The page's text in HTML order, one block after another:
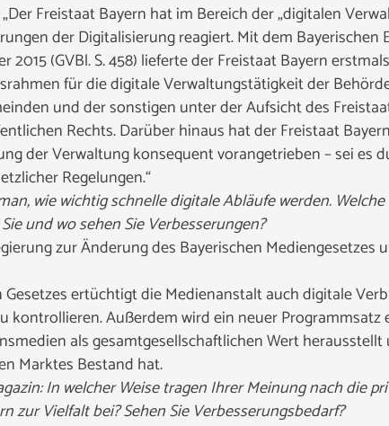
Freistaat Bayern hat im Bereich der „digitalen
der Digitalisierung reagiert. Mit dem Bayerischen
2015 (GVBl. S. 458) lieferte der Freistaat Bayern
für die digitale Verwaltungstätigkeit der
und der sonstigen unter der Aufsicht des
Rechts. Darüber hinaus hat der Freistaat
der Verwaltung konsequent vorangetrieben – sei es
Regelungen.“
wie wichtig schnelle digitale Abläufe werden.
und wo sehen Sie Verbesserungen?
zur Änderung des Bayerischen Mediengesetzes
ertüchtigt die Medienanstalt auch digitale
kontrollieren. Außerdem wird ein neuer Programmsatz
als gesamtgesellschaftlichen Wert
Marktes Bestand hat.
In welcher Weise tragen Ihrer Meinung nach die
zur Vielfalt bei? Sehen Sie Verbesserungsbedarf?